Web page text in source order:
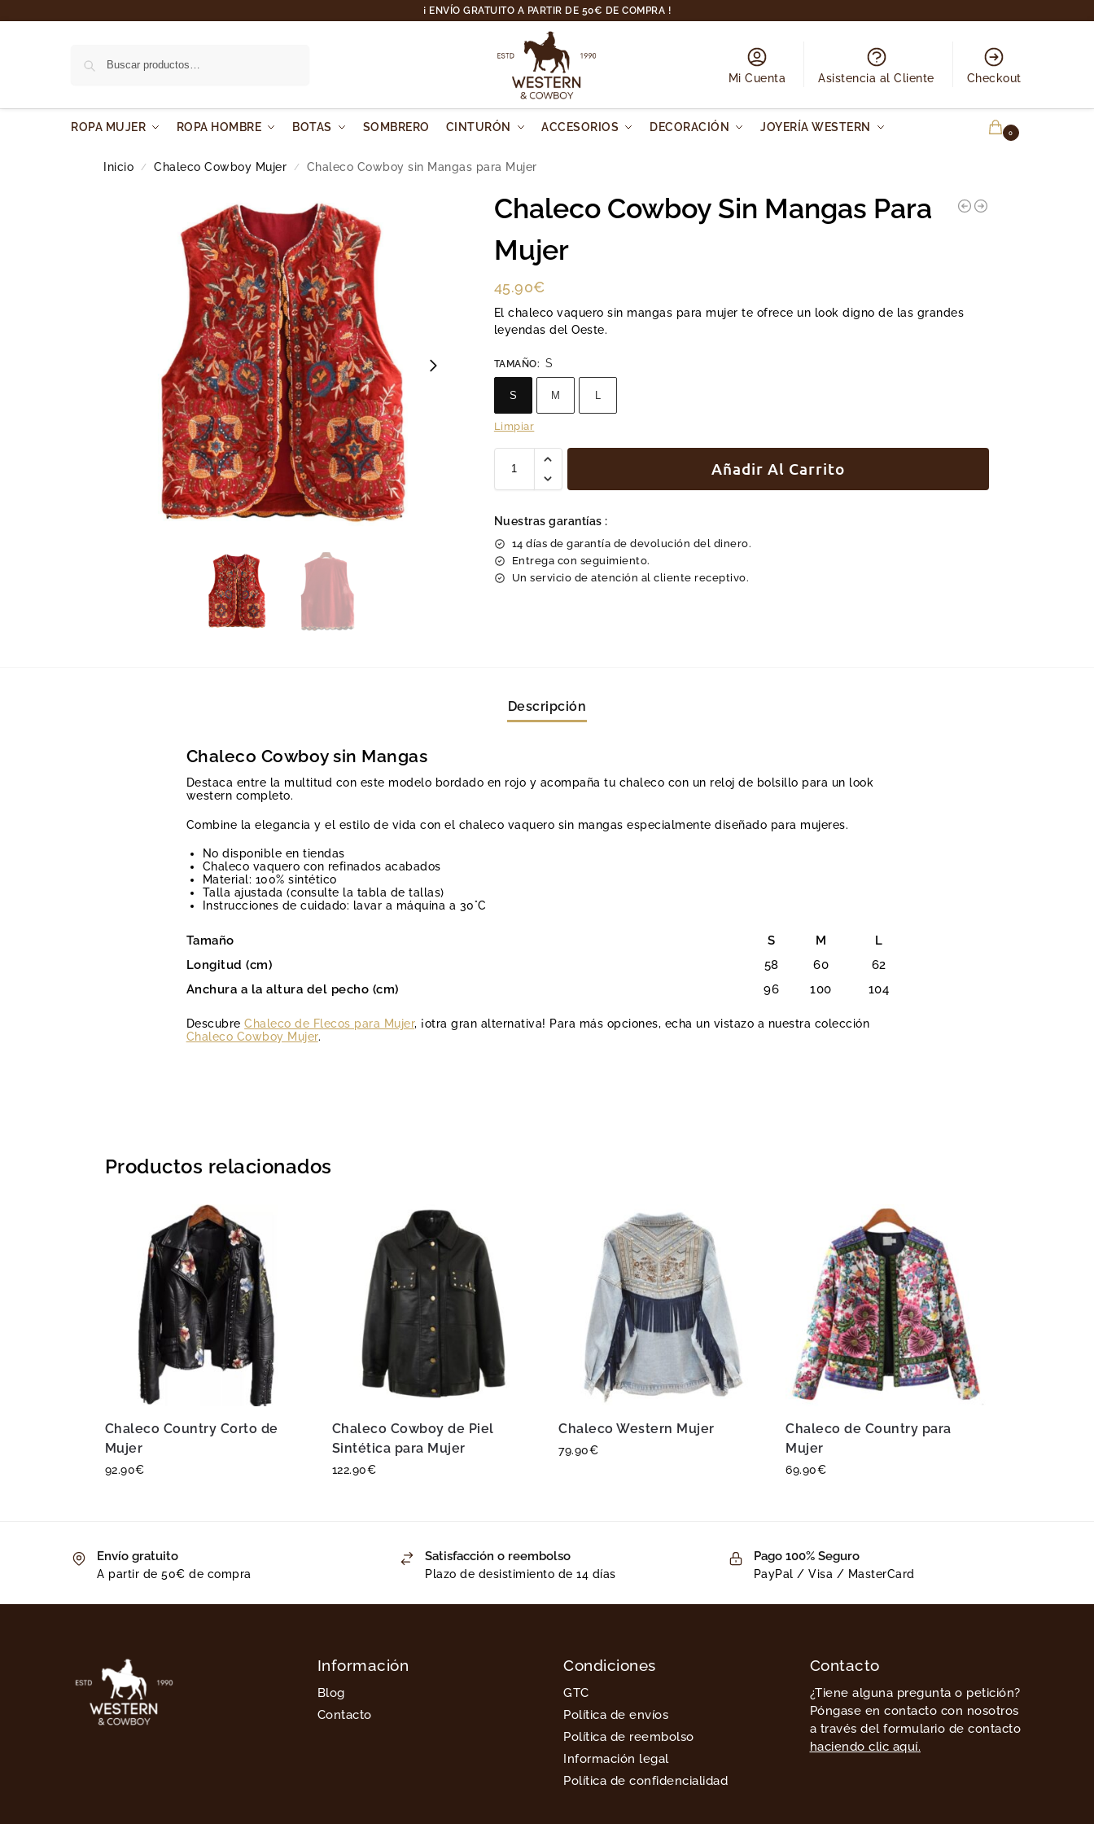
¡ ENVÍO GRATUITO A PARTIR DE 50€ DE COMPRA !
Mi Cuenta Asistencia al Cliente Checkout
ROPA MUJER ROPA HOMBRE BOTAS SOMBRERO CINTURÓN ACCESORIOS DECORACIÓN JOYERÍA WESTERN 0
Inicio / Chaleco Cowboy Mujer / Chaleco Cowboy sin Mangas para Mujer
Chaleco Cowboy Sin Mangas Para
Mujer
45.90€
El chaleco vaquero sin mangas para mujer te ofrece un look digno de las grandes
leyendas del Oeste.
TAMAÑO: S
S M L
Limpiar
Añadir Al Carrito
Nuestras garantías :
14 días de garantía de devolución del dinero.
Entrega con seguimiento.
Un servicio de atención al cliente receptivo.
Descripción
Chaleco Cowboy sin Mangas
Destaca entre la multitud con este modelo bordado en rojo y acompaña tu chaleco con un reloj de bolsillo para un look
western completo.
Combine la elegancia y el estilo de vida con el chaleco vaquero sin mangas especialmente diseñado para mujeres.
No disponible en tiendas
Chaleco vaquero con refinados acabados
Material: 100% sintético
Talla ajustada (consulte la tabla de tallas)
Instrucciones de cuidado: lavar a máquina a 30°C
Tamaño S M
L
Longitud (cm)
58 60
62
Anchura a la altura del pecho (cm)
96 100 104
DescubreChaleco de Flecos para Mujer, ¡otra gran alternativa! Para más opciones, echa un vistazo a nuestra colección
Chaleco Cowboy Mujer.
Productos relacionados
Chaleco Country Corto de
Mujer
92.90€
Chaleco Cowboy de Piel
Sintética para Mujer
122.90€
Chaleco Western Mujer
79.90€
Chaleco de Country para
Mujer
69.90€
Envío gratuito
A partir de 50€ de compra
Satisfacción o reembolso
Plazo de desistimiento de 14 días
Pago 100% Seguro
PayPal / Visa / MasterCard
Información
Blog
Contacto
Condiciones
GTC
Política de envíos
Política de reembolso
Información legal
Política de confidencialidad
Contacto
¿Tiene alguna pregunta o petición?
Póngase en contacto con nosotros
a través del formulario de contacto
haciendo clic aquí.